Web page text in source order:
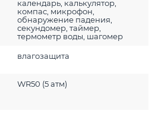
календарь, калькулятор,
компас, микрофон,
обнаружение падения,
секундомер, таймер,
термометр воды, шагомер
влагозащита
WR50 (5 атм)